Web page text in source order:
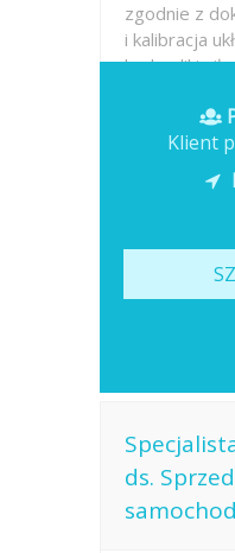
zgodnie z
i kalibracja
hydrauliki
Klient
ds.